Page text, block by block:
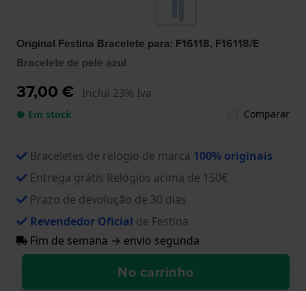
Original Festina Bracelete para: F16118, F16118/E
Bracelete de pele azul
37,00 € Inclui 23% Iva
● Em stock Comparar
Braceletes de relógio de marca 100% originais
Entrega grátis Relógios acima de 150€
Prazo de devolução de 30 dias
Revendedor Oficial de Festina
Fim de semana → envio segunda
No carrinho